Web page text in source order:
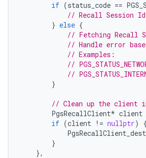
if (status_code ==
// Recall Session
} else {
// Fetching Recall
// Handle error
// Examples:
//
//
}
// Clean up the client
PgsRecallClient* client
if (client != nullptr)
{
}
},